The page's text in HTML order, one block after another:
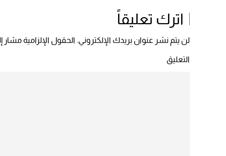
اترك تعليقاً
لن يتم نشر عنوان بريدك الإلكتروني. الحقول الإلزامية مشار
التعليق